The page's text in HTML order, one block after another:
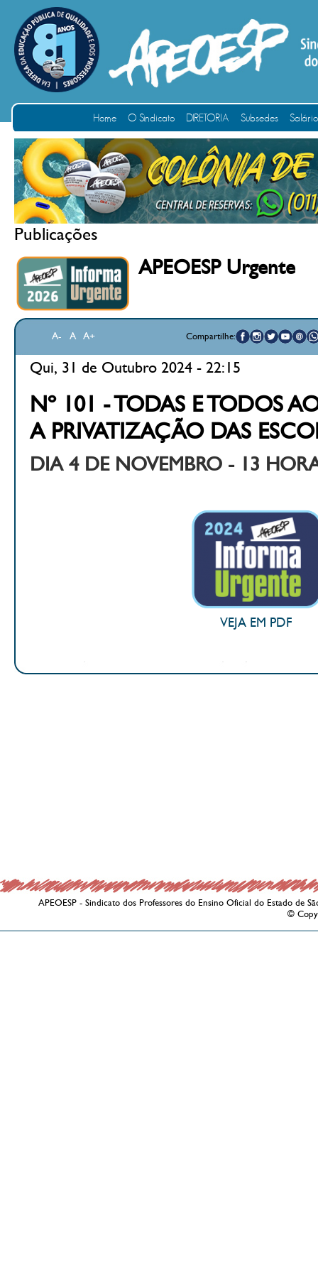
Home O Sindicato DIRETORIA Subsedes
Publicações
APEOESP Urgente
A- A A+ Compartilhe:
Qui, 31 de Outubro 2024 - 22:15
Nº 101 - TODAS E TODOS
A PRIVATIZAÇÃO DAS
DIA 4 DE NOVEMBRO - 13
VEJA EM PDF
APEOESP - Sindicato dos Professores do Ensino Oficial do Estado de
©